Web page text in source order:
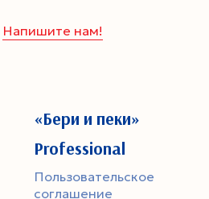
Напишите нам!
«Бери и пеки»
Professional
Пользовательское
соглашение